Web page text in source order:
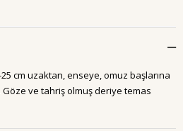
25 cm uzaktan, enseye, omuz başlarına
Göze ve tahriş olmuş deriye temas